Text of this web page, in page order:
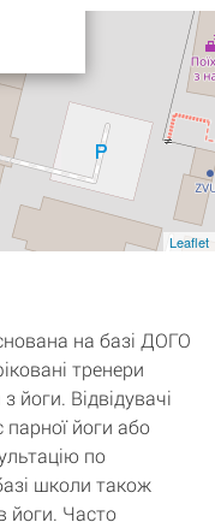
Leaflet
на базі ДОГО
тренери
йоги. Відвідувачі
йоги або
по
школи також
йоги. Часто